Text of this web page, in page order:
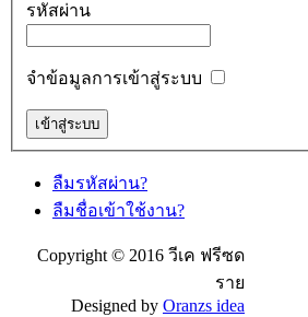
รหัสผ่าน
จำข้อมูลการเข้าสู่ระบบ
ลืมรหัสผ่าน?
ลืมชื่อเข้าใช้งาน?
Copyright © 2016 วีเค ฟรีซด
ราย
Designed by Oranzs idea